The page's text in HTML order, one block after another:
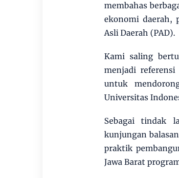
membahas
ekonomi daerah,
Asli Daerah (PAD).
Kami saling
menjadi
untuk
Universitas
Sebagai tindak
kunjungan
praktik
Jawa Barat